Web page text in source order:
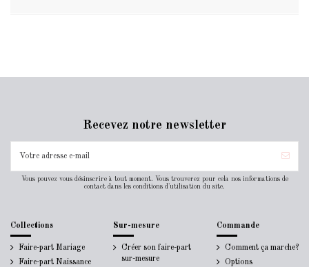
Recevez notre newsletter
Vous pouvez vous désinscrire à tout moment. Vous trouverez pour cela nos informations de
contact dans les conditions d'utilisation du site.
Collections
Faire-part Mariage
Faire-part Naissance
Sur-mesure
Créer son faire-part
sur-mesure
Commande
Comment ça marche?
Options